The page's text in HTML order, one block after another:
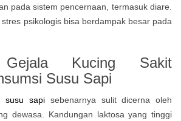
pada sistem pencernaan, termasuk diare.
psikologis bisa berdampak besar pada
Gejala Kucing Sakit
Susu Sapi
susu sapi sebenarnya sulit dicerna oleh
dewasa. Kandungan laktosa yang tinggi